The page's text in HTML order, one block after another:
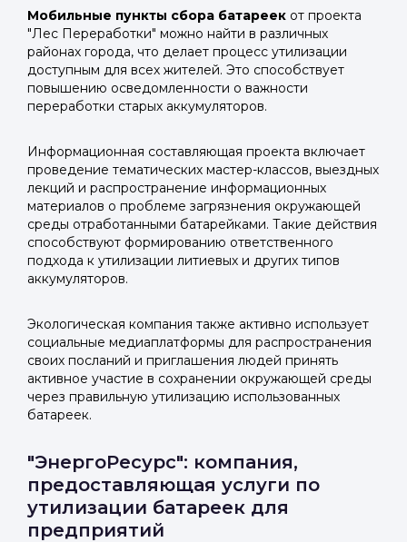
Войти в
профиль
Мы отправим код для входа на ваш
Подать заявку
Отправьте заявку через мессенджер-бот — магазины
Подать заявку
Отправьте заявку через мессенджер-бот — магазины
Мобильные пункты сбора батареек от проекта
"Лес Переработки" можно найти в различных
районах города, что делает процесс утилизации
доступным для всех жителей. Это способствует
повышению осведомленности о важности
переработки старых аккумуляторов.
Информационная составляющая проекта включает
проведение тематических мастер-классов, выездных
лекций и распространение информационных
материалов о проблеме загрязнения окружающей
среды отработанными батарейками. Такие действия
способствуют формированию ответственного
подхода к утилизации литиевых и других типов
аккумуляторов.
Экологическая компания также активно использует
социальные медиаплатформы для распространения
своих посланий и приглашения людей принять
активное участие в сохранении окружающей среды
через правильную утилизацию использованных
батареек.
"ЭнергоРесурс": компания,
предоставляющая услуги по
утилизации батареек для
предприятий